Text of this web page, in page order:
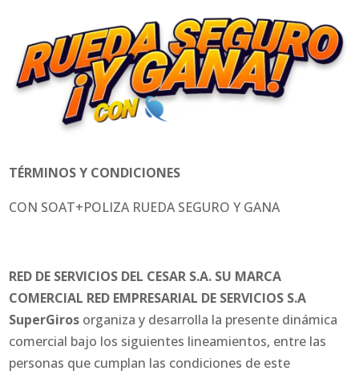
TÉRMINOS Y CONDICIONES
CON SOAT+POLIZA RUEDA SEGURO Y GANA
RED DE SERVICIOS DEL CESAR S.A. SU MARCA
COMERCIAL RED EMPRESARIAL DE SERVICIOS S.A
SuperGiros organiza y desarrolla la presente dinámica
comercial bajo los siguientes lineamientos, entre las
personas que cumplan las condiciones de este